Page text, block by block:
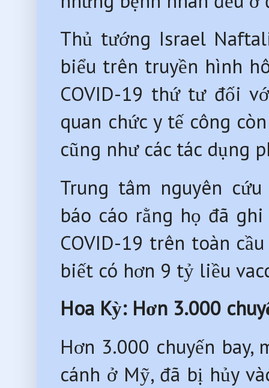
Thủ tướng Israel
biểu trên truyền hình
COVID-19 thứ tư đối
quan chức y tế công
cũng như các tác dụng
Trung tâm nguyên
báo cáo rằng họ đã
COVID-19 trên toàn
biết có hơn 9 tỷ liều
Hoa Kỳ: Hơn 3.000
Hơn 3.000 chuyến
cánh ở Mỹ, đã bị hủy